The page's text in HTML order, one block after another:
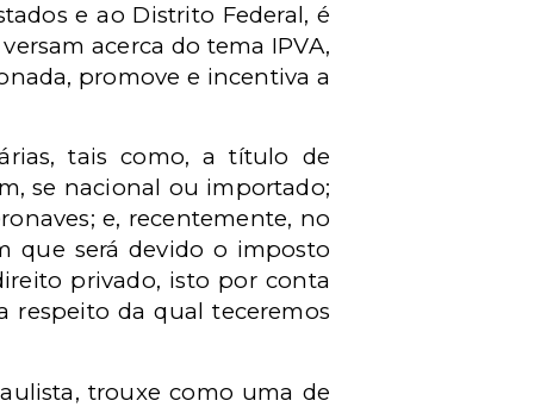
e ao Distrito Federal, é
acerca do tema IPVA,
promove e incentiva a
tais como, a título de
se nacional ou importado;
e, recentemente, no
que será devido o imposto
privado, isto por conta
respeito da qual teceremos
trouxe como uma de